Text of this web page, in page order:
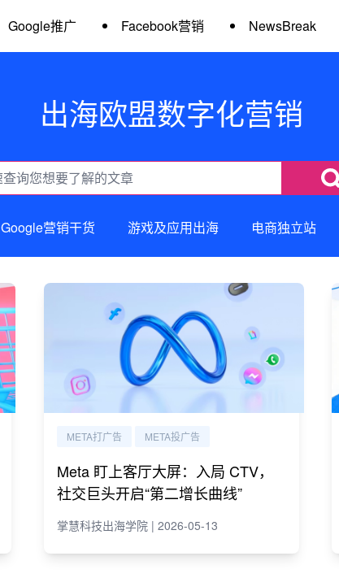
Google推广 Facebook营销 NewsBreak
出海欧盟数字化营销
Google营销干货 游戏及应用出海 电商独立站
META打广告 META投广告
Meta 盯上客厅大屏：入局 CTV，
社交巨头开启“第二增长曲线”
掌慧科技出海学院 | 2026-05-13